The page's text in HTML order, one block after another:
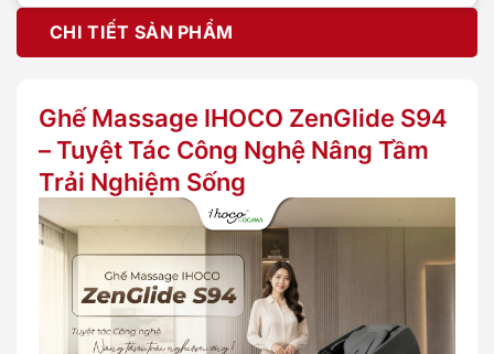
CHI TIẾT SẢN PHẨM
Ghế Massage IHOCO ZenGlide S94
– Tuyệt Tác Công Nghệ Nâng Tầm
Trải Nghiệm Sống